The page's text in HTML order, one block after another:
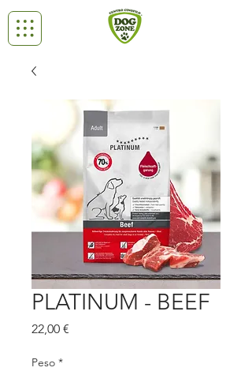
PLATINUM - BEEF
22,00 €
Peso *